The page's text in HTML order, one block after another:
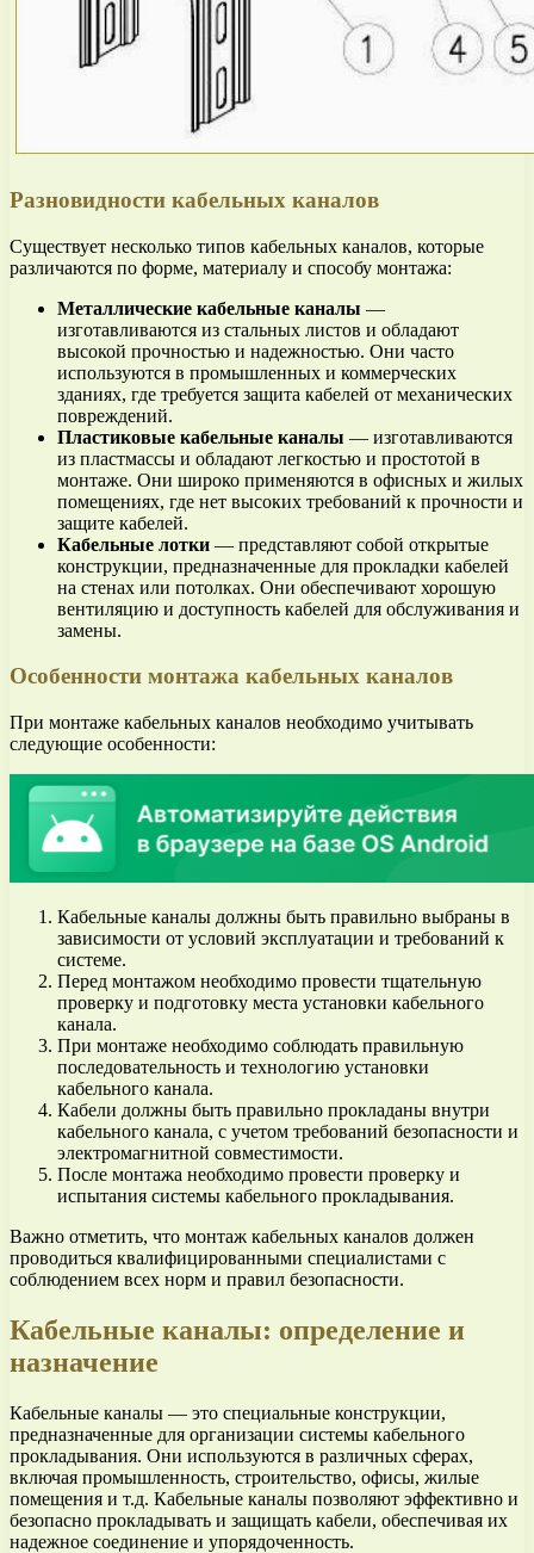
Разновидности кабельных каналов
Существует несколько типов кабельных каналов, которые
различаются по форме, материалу и способу монтажа:
Металлические кабельные каналы —
изготавливаются из стальных листов и обладают
высокой прочностью и надежностью. Они часто
используются в промышленных и коммерческих
зданиях, где требуется защита кабелей от механических
повреждений.
Пластиковые кабельные каналы — изготавливаются
из пластмассы и обладают легкостью и простотой в
монтаже. Они широко применяются в офисных и жилых
помещениях, где нет высоких требований к прочности и
защите кабелей.
Кабельные лотки — представляют собой открытые
конструкции, предназначенные для прокладки кабелей
на стенах или потолках. Они обеспечивают хорошую
вентиляцию и доступность кабелей для обслуживания и
замены.
Особенности монтажа кабельных каналов
При монтаже кабельных каналов необходимо учитывать
следующие особенности:
Кабельные каналы должны быть правильно выбраны в
зависимости от условий эксплуатации и требований к
системе.
Перед монтажом необходимо провести тщательную
проверку и подготовку места установки кабельного
канала.
При монтаже необходимо соблюдать правильную
последовательность и технологию установки
кабельного канала.
Кабели должны быть правильно прокладаны внутри
кабельного канала, с учетом требований безопасности и
электромагнитной совместимости.
После монтажа необходимо провести проверку и
испытания системы кабельного прокладывания.
Важно отметить, что монтаж кабельных каналов должен
проводиться квалифицированными специалистами с
соблюдением всех норм и правил безопасности.
Кабельные каналы: определение и
назначение
Кабельные каналы — это специальные конструкции,
предназначенные для организации системы кабельного
прокладывания. Они используются в различных сферах,
включая промышленность, строительство, офисы, жилые
помещения и т.д. Кабельные каналы позволяют эффективно и
безопасно прокладывать и защищать кабели, обеспечивая их
надежное соединение и упорядоченность.